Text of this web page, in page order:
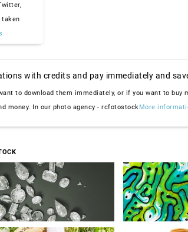
taken
with credits and pay immediately and
to download them immediately, or if you want to buy
money. In our photo agency - rcfotostockMore